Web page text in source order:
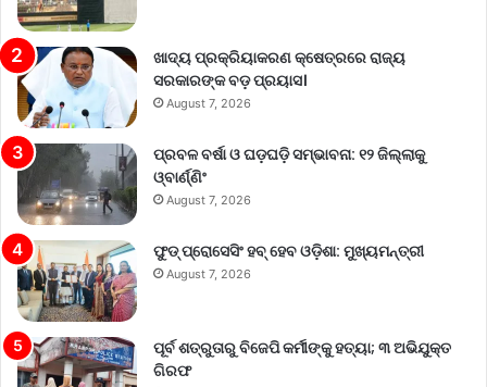
ଖାଦ୍ୟ ପ୍ରକ୍ରିୟାକରଣ କ୍ଷେତ୍ରରେ ରାଜ୍ୟ
ସରକାରଙ୍କ ବଡ଼ ପ୍ରୟାସ।
August 7, 2026
ପ୍ରବଳ ବର୍ଷା ଓ ଘଡ଼ଘଡ଼ି ସମ୍ଭାବନା: ୧୨ ଜିଲ୍ଲାକୁ
ଓ୍ବାର୍ଣ୍ଣିଂ
August 7, 2026
ଫୁଡ୍ ପ୍ରୋସେସିଂ ହବ୍ ହେବ ଓଡ଼ିଶା: ମୁଖ୍ୟମନ୍ତ୍ରୀ
August 7, 2026
ପୂର୍ବ ଶତ୍ରୁତାରୁ ବିଜେପି କର୍ମୀଙ୍କୁ ହତ୍ୟା; ୩ ଅଭିଯୁକ୍ତ
ଗିରଫ